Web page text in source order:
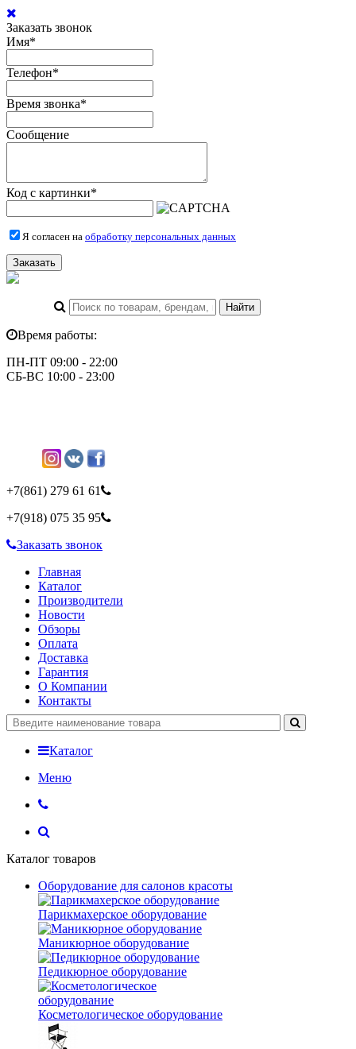
Заказать звонок
Имя*
Телефон*
Время звонка*
Сообщение
Код с картинки*
Я согласен на обработку персональных данных
Заказать
Время работы:
ПН-ПТ 09:00 - 22:00
СБ-ВС 10:00 - 23:00
+7(861) 279 61 61
+7(918) 075 35 95
Заказать звонок
Главная
Каталог
Производители
Новости
Обзоры
Оплата
Доставка
Гарантия
О Компании
Контакты
Каталог
Меню
Каталог товаров
Оборудование для салонов красоты
Парикмахерское оборудование
Маникюрное оборудование
Педикюрное оборудование
Косметологическое оборудование